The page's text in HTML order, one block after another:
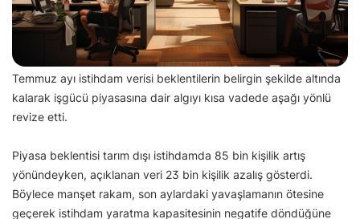
Temmuz ayı istihdam verisi beklentilerin belirgin şekilde altında
kalarak işgücü piyasasına dair algıyı kısa vadede aşağı yönlü
revize etti.
Piyasa beklentisi tarım dışı istihdamda 85 bin kişilik artış
yönündeyken, açıklanan veri 23 bin kişilik azalış gösterdi.
Böylece manşet rakam, son aylardaki yavaşlamanın ötesine
geçerek istihdam yaratma kapasitesinin negatife döndüğüne